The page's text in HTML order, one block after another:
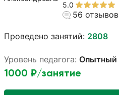
5.0
56 отзывов
Проведено занятий: 2808
Уровень педагога: Опытный
1000 ₽/занятие